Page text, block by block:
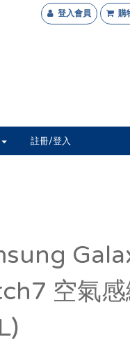
登入會員 購
註冊/登入
空氣